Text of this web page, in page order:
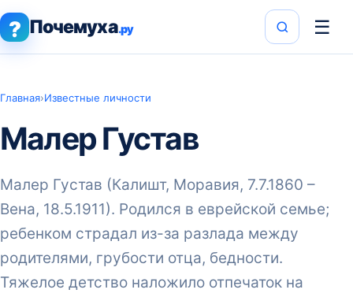
? Почемуха.ру ☰
Главная›Известные личности
Малер Густав
Малер Густав (Калишт, Моравия, 7.7.1860 –
Вена, 18.5.1911). Родился в еврейской семье;
ребенком страдал из-за разлада между
родителями, грубости отца, бедности.
Тяжелое детство наложило отпечаток на